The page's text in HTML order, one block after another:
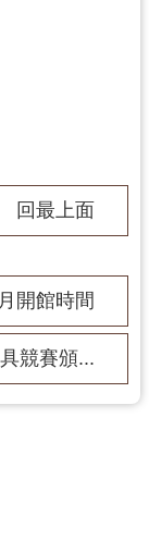
回最上面
開館時間
競賽頒...